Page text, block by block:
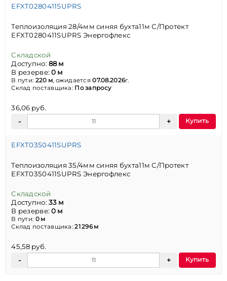
EFXT0280411SUPRS
Теплоизоляция 28/4мм синяя бухта11м С/Протект
EFXT0280411SUPRS Энергофлекс
Складской
Доступно:88 м
В резерве:0 м
В пути: 220 м, ожидается07.08.2026г.
Склад поставщика: По запросу
36,06 руб.
Купить
EFXT0350411SUPRS
Теплоизоляция 35/4мм синяя бухта11м С/Протект
EFXT0350411SUPRS Энергофлекс
Складской
Доступно:33 м
В резерве:0 м
В пути: 0 м
Склад поставщика:21 296 м
45,58 руб.
Купить